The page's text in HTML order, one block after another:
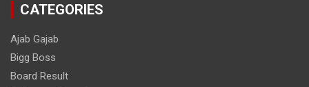
CATEGORIES
Ajab Gajab
Bigg Boss
Board Result